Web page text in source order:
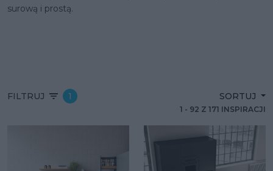
surową i prostą.
FILTRUJ 1 SORTUJ
1 - 92 Z 171 INSPIRACJI